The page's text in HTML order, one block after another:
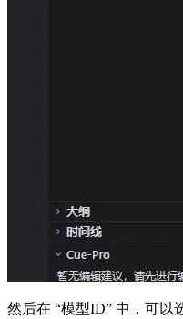
然后在 “模型ID” 中，可以